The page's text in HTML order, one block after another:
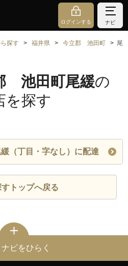
ログインする ナビ
探す 福井県 今立郡 池田町
尾
池田町尾緩の
を探す
（丁目・字なし）に配達
トップへ戻る
ビをひらく